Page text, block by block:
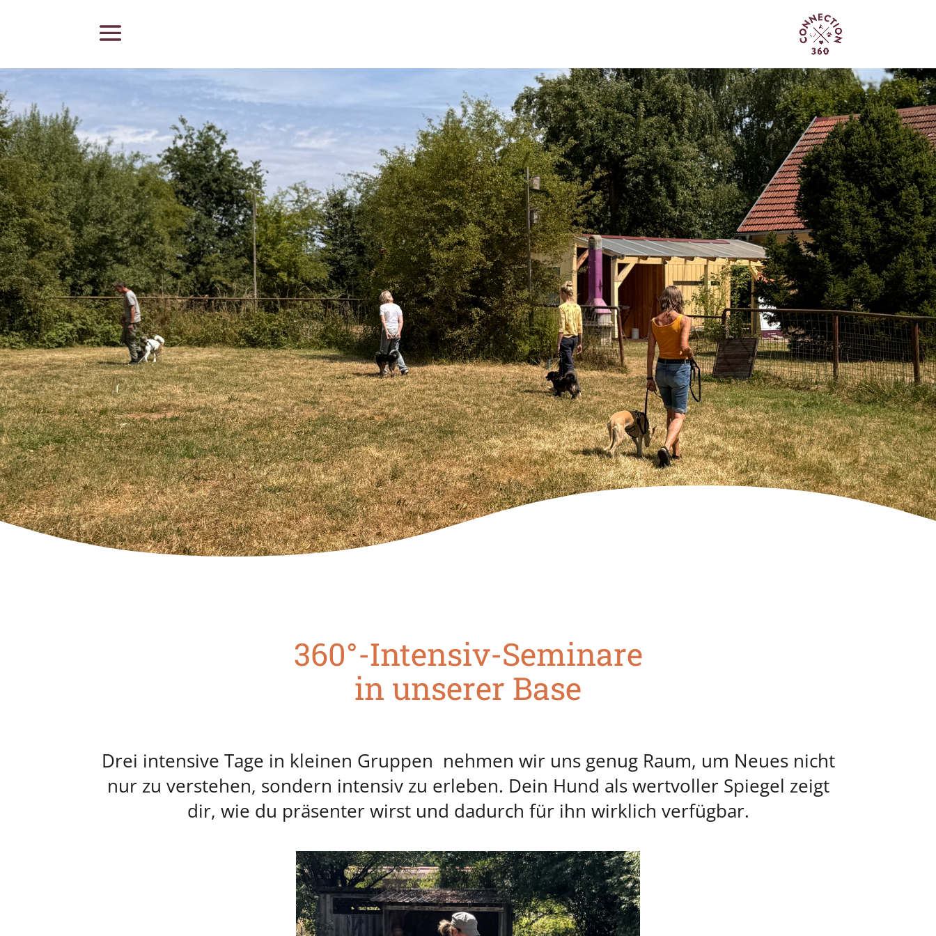
360°-Intensiv-Seminare
in unserer Base
Drei intensive Tage in kleinen Gruppen nehmen wir uns genug Raum, um Neues nicht
nur zu verstehen, sondern intensiv zu erleben. Dein Hund als wertvoller Spiegel zeigt
dir, wie du präsenter wirst und dadurch für ihn wirklich verfügbar.